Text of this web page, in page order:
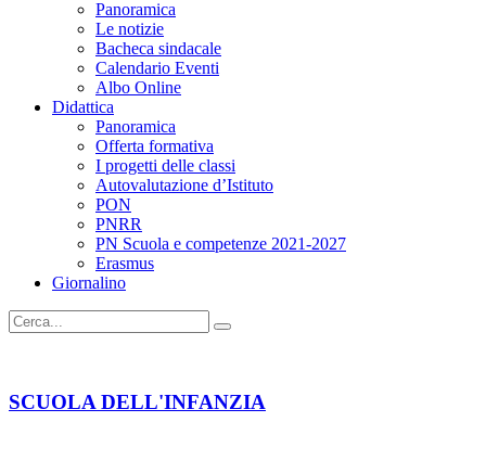
Panoramica
Le notizie
Bacheca sindacale
Calendario Eventi
Albo Online
Didattica
Panoramica
Offerta formativa
I progetti delle classi
Autovalutazione d’Istituto
PON
PNRR
PN Scuola e competenze 2021-2027
Erasmus
Giornalino
SCUOLA DELL'INFANZIA